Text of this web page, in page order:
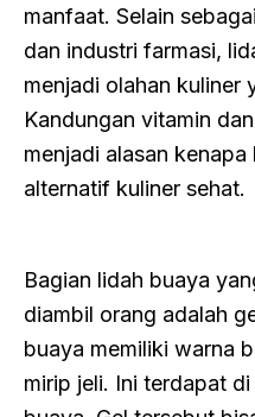
manfaat. Selain
dan industri farmasi,
menjadi olahan kuliner
Kandungan vitamin
menjadi alasan
alternatif kuliner sehat.
Bagian lidah buaya
diambil orang adalah
buaya memiliki warna
mirip jeli. Ini terdapat